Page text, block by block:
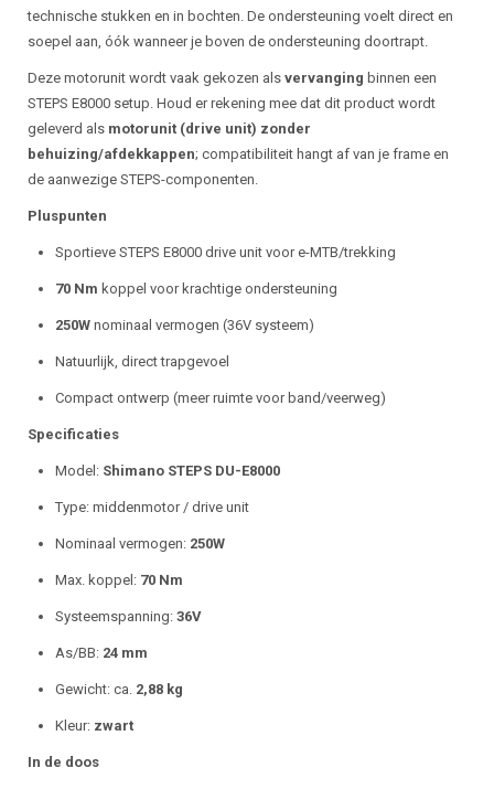
technische stukken en in bochten. De ondersteuning voelt direct en
soepel aan, óók wanneer je boven de ondersteuning doortrapt.
Deze motorunit wordt vaak gekozen als vervanging binnen een
STEPS E8000 setup. Houd er rekening mee dat dit product wordt
geleverd als motorunit (drive unit) zonder
behuizing/afdekkappen; compatibiliteit hangt af van je frame en
de aanwezige STEPS-componenten.
Pluspunten
Sportieve STEPS E8000 drive unit voor e-MTB/trekking
70 Nm koppel voor krachtige ondersteuning
250W nominaal vermogen (36V systeem)
Natuurlijk, direct trapgevoel
Compact ontwerp (meer ruimte voor band/veerweg)
Specificaties
Model: Shimano STEPS DU-E8000
Type: middenmotor / drive unit
Nominaal vermogen: 250W
Max. koppel: 70 Nm
Systeemspanning: 36V
As/BB: 24 mm
Gewicht: ca. 2,88 kg
Kleur: zwart
In de doos